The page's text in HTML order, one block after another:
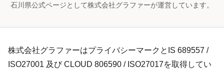
石川県公式ページとして株式会社グラファーが運営しています。
株式会社グラファーはプライバシーマークとIS 689557 /
ISO27001 及び CLOUD 806590 / ISO27017を取得してい